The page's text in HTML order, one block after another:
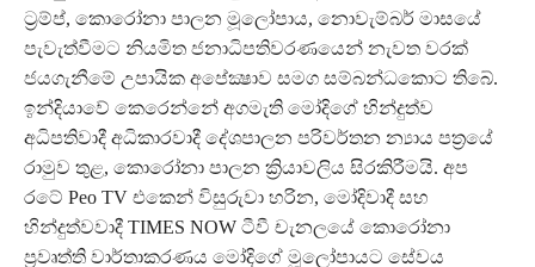
ට්‍රම්ප්, කොරෝනා පාලන මූලෝපාය, නොවැම්බර් මාසයේ
පැවැත්වීමට නියමිත ජනාධිපතිවරණයෙන් නැවත වරක්
ජයගැනීමේ උපායික අපේක්‍ෂාව සමග සම්බන්ධකොට තිබේ.
ඉන්දියාවේ කෙරෙන්නේ අගමැති මෝදිගේ හින්දුත්ව
අධිපතිවාදී අධිකාරවාදී දේශපාලන පරිවර්තන න්‍යාය පත්‍රයේ
රාමුව තුළ, කොරෝනා පාලන ක්‍රියාවලිය සිරකිරීමයි. අප
රටේ Peo TV එකෙන් විසුරුවා හරින, මෝදිවාදී සහ
හින්දුත්වවාදී TIMES NOW ටීවී චැනලයේ කොරෝනා
ප්‍රවෘත්ති වාර්තාකරණය මෝදිගේ මූලෝපායට සේවය